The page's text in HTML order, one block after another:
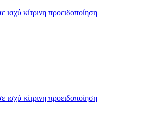
κίτρινη προειδοποίηση
κίτρινη προειδοποίηση